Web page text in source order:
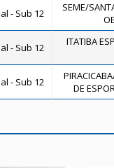
- Sub 12
SEME/
- Sub 12 ITATIBA
- Sub 12
DE